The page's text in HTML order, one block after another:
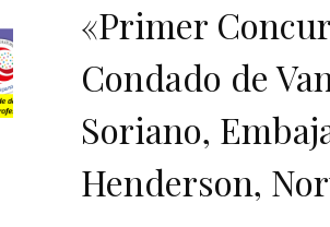
«Primer
Condado de
Soriano,
Henderson,